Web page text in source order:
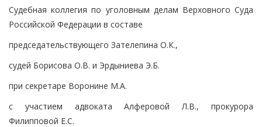
Судебная коллегия по уголовным делам Верховного Суда
Российской Федерации в составе
председательствующего Зателепина О.К.,
судей Борисова О.В. и Эрдыниева Э.Б.
при секретаре Воронине М.А.
с участием адвоката Алферовой Л.В., прокурора
Филипповой Е.С.